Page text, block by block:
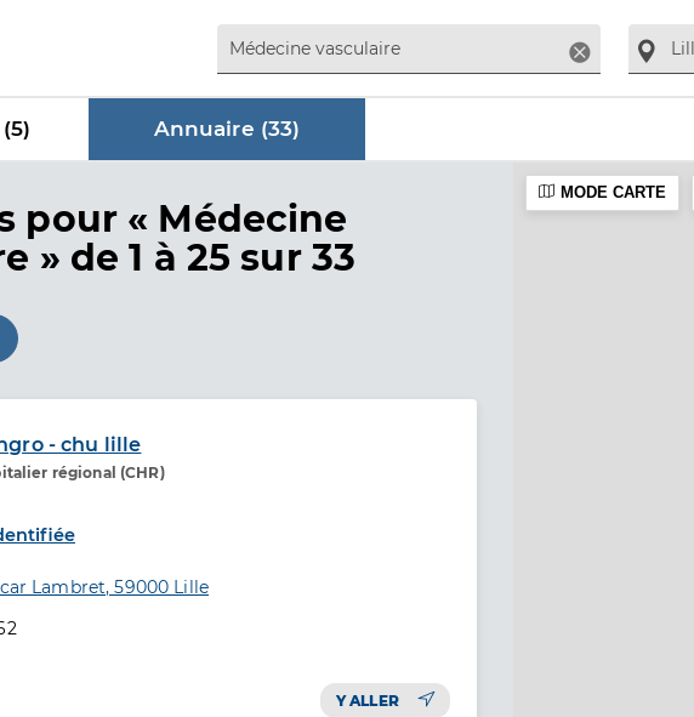
Supprimer
5) Annuaire (33)
dans Annuaire
pour « Médecine
» de 1 à 25 sur 33
- chu lille
régional (CHR)
de soins
Lambret, 59000 Lille
Y ALLER
MODE CARTE